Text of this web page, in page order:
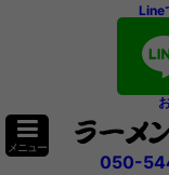
Line
メニュー
050-